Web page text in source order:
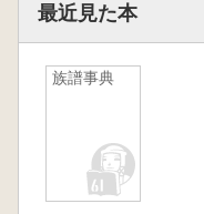
最近見た本
族譜事典